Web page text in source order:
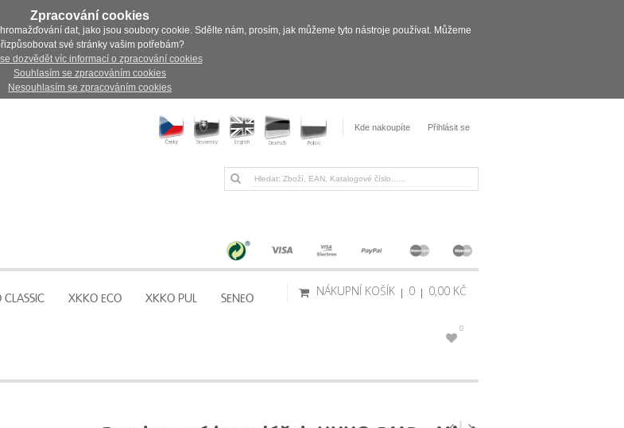
Zpracování cookies
dat, jako jsou soubory cookie. Sdělte nám, prosím, jak můžeme tyto nástroje používat. Můžeme
své stránky vašim potřebám?
dozvědět víc informací o zpracování cookies
Souhlasím se zpracováním cookies
Nesouhlasím se zpracováním cookies
Kde nakoupíte Přihlásit se
XKKO ECO XKKO PUL SENEO NÁKUPNÍ KOŠÍK 0 0,00 KČ
0